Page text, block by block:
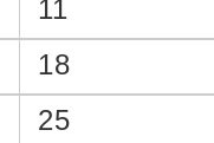
11
18
25